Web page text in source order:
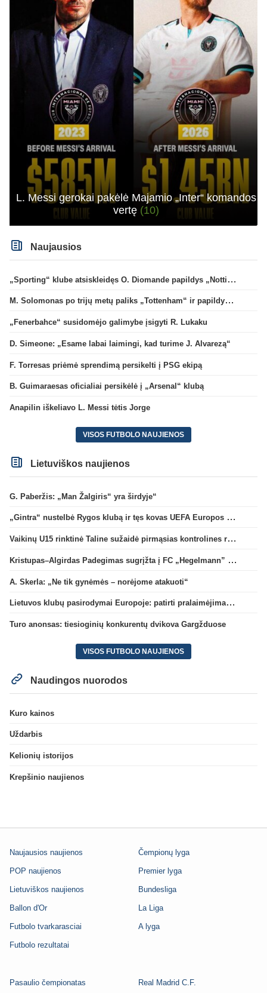
L. Messi gerokai pakėlė Majamio „Inter“ komandos
vertę (10)
Naujausios
„Sporting“ klube atsiskleidęs O. Diomande papildys „Nottingham“ gretas
M. Solomonas po trijų metų paliks „Tottenham“ ir papildys „West Ham“ klubą
„Fenerbahce“ susidomėjo galimybe įsigyti R. Lukaku
D. Simeone: „Esame labai laimingi, kad turime J. Alvarezą“
F. Torresas priėmė sprendimą persikelti į PSG ekipą
B. Guimaraesas oficialiai persikėlė į „Arsenal“ klubą
Anapilin iškeliavo L. Messi tėtis Jorge
VISOS FUTBOLO NAUJIENOS
Lietuviškos naujienos
G. Paberžis: „Man Žalgiris“ yra širdyje“
„Gintra“ nustelbė Rygos klubą ir tęs kovas UEFA Europos taurės atrankoje
Vaikinų U15 rinktinė Taline sužaidė pirmąsias kontrolines rungtynes
Kristupas–Algirdas Padegimas sugrįžta į FC „Hegelmann” B sudėtį
A. Skerla: „Ne tik gynėmės – norėjome atakuoti“
Lietuvos klubų pasirodymai Europoje: patirti pralaimėjimai Kroatijos atstovams
Turo anonsas: tiesioginių konkurentų dvikova Gargžduose
VISOS FUTBOLO NAUJIENOS
Naudingos nuorodos
Kuro kainos
Uždarbis
Kelionių istorijos
Krepšinio naujienos
Naujausios naujienos
POP naujienos
Lietuviškos naujienos
Ballon d'Or
Futbolo tvarkarasciai
Futbolo rezultatai
Čempionų lyga
Premier lyga
Bundesliga
La Liga
A lyga
Pasaulio čempionatas Real Madrid C.F.